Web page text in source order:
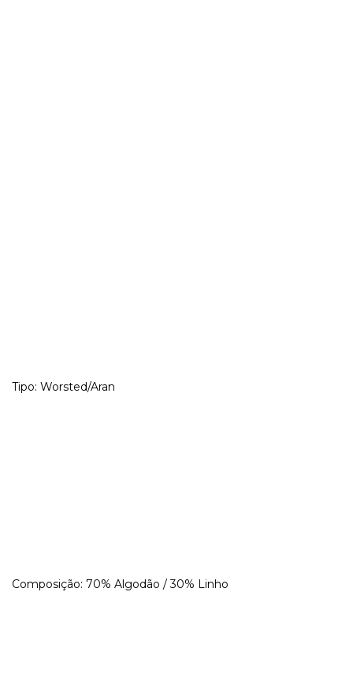
Tipo: Worsted/Aran
Composição: 70% Algodão / 30% Linho